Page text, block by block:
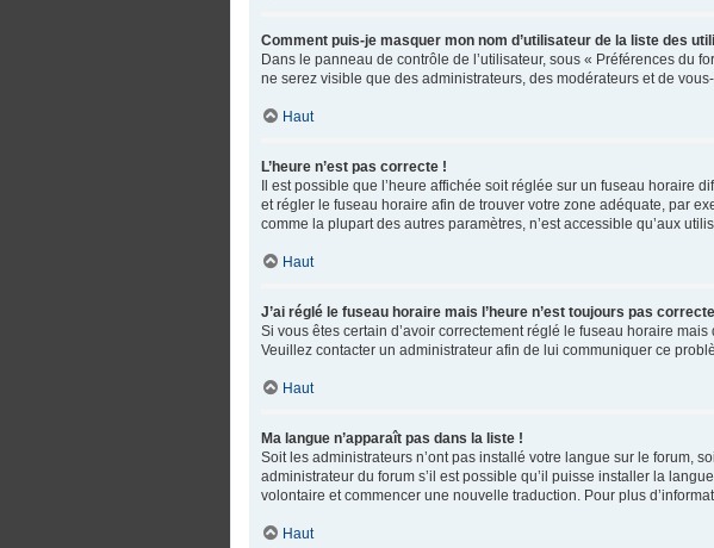
Comment puis-je masquer mon nom d’utilisateur de la liste des
Dans le panneau de contrôle de l’utilisateur, sous « Préférences du
ne serez visible que des administrateurs, des modérateurs et de
Haut
L’heure n’est pas correcte !
Il est possible que l’heure affichée soit réglée sur un fuseau horaire
et régler le fuseau horaire afin de trouver votre zone adéquate, par
comme la plupart des autres paramètres, n’est accessible qu’aux
Haut
J’ai réglé le fuseau horaire mais l’heure n’est toujours pas
Si vous êtes certain d’avoir correctement réglé le fuseau horaire
Veuillez contacter un administrateur afin de lui communiquer ce
Haut
Ma langue n’apparaît pas dans la liste !
Soit les administrateurs n’ont pas installé votre langue sur le forum,
administrateur du forum s’il est possible qu’il puisse installer la
volontaire et commencer une nouvelle traduction. Pour plus
Haut